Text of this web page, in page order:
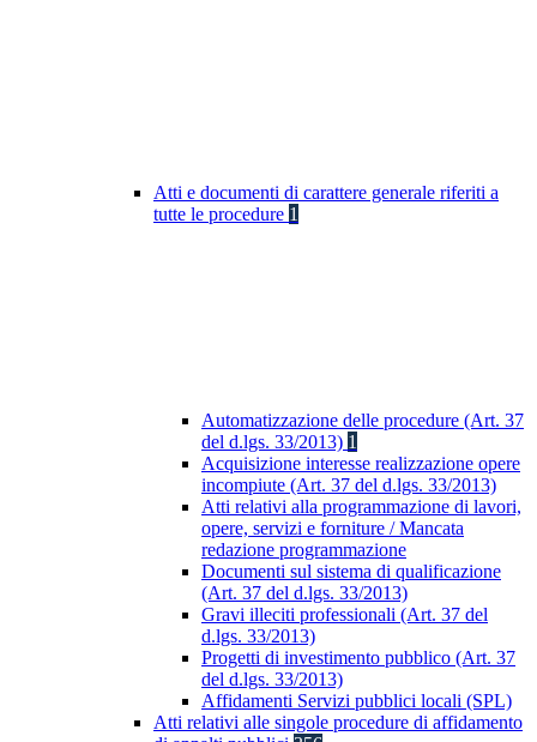
Atti e documenti di carattere generale riferiti a
tutte le procedure 1
Automatizzazione delle procedure (Art. 37
del d.lgs. 33/2013) 1
Acquisizione interesse realizzazione opere
incompiute (Art. 37 del d.lgs. 33/2013)
Atti relativi alla programmazione di lavori,
opere, servizi e forniture / Mancata
redazione programmazione
Documenti sul sistema di qualificazione
(Art. 37 del d.lgs. 33/2013)
Gravi illeciti professionali (Art. 37 del
d.lgs. 33/2013)
Progetti di investimento pubblico (Art. 37
del d.lgs. 33/2013)
Affidamenti Servizi pubblici locali (SPL)
Atti relativi alle singole procedure di affidamento